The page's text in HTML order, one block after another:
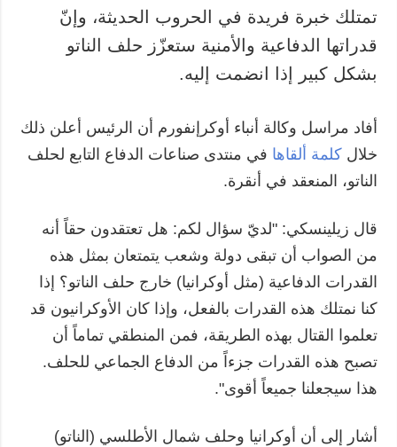
تمتلك خبرة فريدة في الحروب الحديثة، وإنّ
قدراتها الدفاعية والأمنية ستعزّز حلف الناتو
بشكل كبير إذا انضمت إليه.
أفاد مراسل وكالة أنباء أوكرإنفورم أن الرئيس أعلن ذلك
خلالكلمة ألقاها في منتدى صناعات الدفاع التابع لحلف
الناتو، المنعقد في أنقرة.
قال زيلينسكي: "لديّ سؤال لكم: هل تعتقدون حقاً أنه
من الصواب أن تبقى دولة وشعب يتمتعان بمثل هذه
القدرات الدفاعية (مثل أوكرانيا) خارج حلف الناتو؟ إذا
كنا نمتلك هذه القدرات بالفعل، وإذا كان الأوكرانيون قد
تعلموا القتال بهذه الطريقة، فمن المنطقي تماماً أن
تصبح هذه القدرات جزءاً من الدفاع الجماعي للحلف.
هذا سيجعلنا جميعاً أقوى".
أشار إلى أن أوكرانيا وحلف شمال الأطلسي (الناتو)